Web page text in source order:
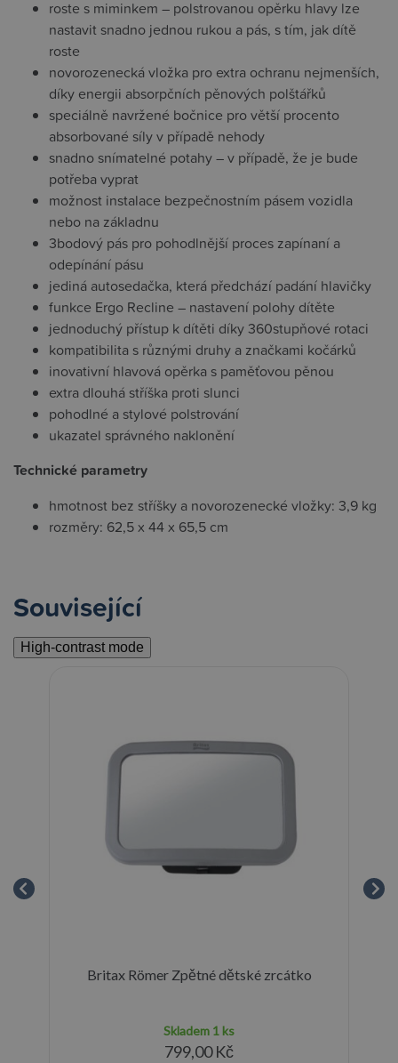
roste s miminkem – polstrovanou opěrku hlavy lze
nastavit snadno jednou rukou a pás, s tím, jak dítě
roste
novorozenecká vložka pro extra ochranu nejmenších,
díky energii absorpčních pěnových polštářků
speciálně navržené bočnice pro větší procento
absorbované síly v případě nehody
snadno snímatelné potahy – v případě, že je bude
potřeba vyprat
možnost instalace bezpečnostním pásem vozidla
nebo na základnu
3bodový pás pro pohodlnější proces zapínaní a
odepínání pásu
jediná autosedačka, která předchází padání hlavičky
funkce Ergo Recline – nastavení polohy dítěte
jednoduchý přístup k dítěti díky 360stupňové rotaci
kompatibilita s různými druhy a značkami kočárků
inovativní hlavová opěrka s paměťovou pěnou
extra dlouhá stříška proti slunci
pohodlné a stylové polstrování
ukazatel správného naklonění
Technické parametry
hmotnost bez stříšky a novorozenecké vložky: 3,9 kg
rozměry: 62,5 x 44 x 65,5 cm
Související
High-contrast mode
Britax Römer Zpětné dětské zrcátko
Skladem 1 ks
799,00 Kč